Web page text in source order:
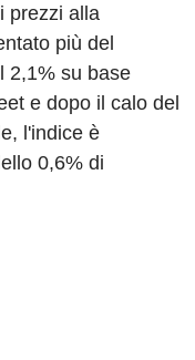
prezzi alla
più del
2,1% su base
e dopo il calo del
l'indice è
0,6% di